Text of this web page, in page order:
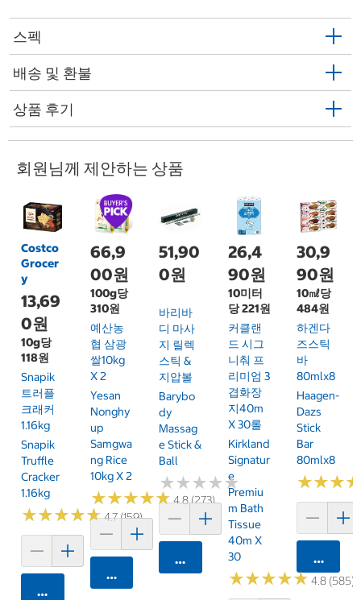
스펙
배송 및 환불
상품 후기
회원님께 제안하는 상품
Costco
Grocer
y
13,69
0원
10g당
118원
Snapik
트러플
크래커
1.16kg
Snapik
Truffle
Cracker
1.16kg
★★★★★
★★★★★4.7 (159)
카트에 담기
66,9
00원
100g당
310원
예산농
협 삼광
쌀10kg
X 2
Yesan
Nonghy
Up
Samgwa
Ng Rice
10kg X 2
★★★★★
★★★★★4.8 (273)
카트에 담기
51,90
0원
바리바
디 마사
지 릴렉
스틱 &
지압볼
Barybo
Dy
Massag
E Stick &
Ball
★★★★★
★★★★★
카트에 담기
26,4
90원
10미터
당 221원
커클랜
드 시그
니춰 프
리미엄 3
겹화장
지40m
X 30롤
Kirkland
Signatur
E
Premiu
M Bath
Tissue
40m X
30
★★★★★
★★★★★4.8 (585)
30,9
90원
10㎖당
484원
하겐다
즈스틱
바
80mlx8
Haagen-
Dazs
Stick
Bar
80mlx8
★★★
★★★
카트에